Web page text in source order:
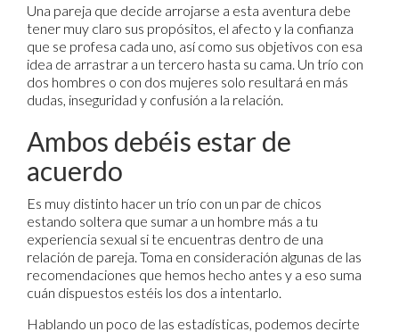
Una pareja que decide arrojarse a esta aventura debe
tener muy claro sus propósitos, el afecto y la confianza
que se profesa cada uno, así como sus objetivos con esa
idea de arrastrar a un tercero hasta su cama. Un trío con
dos hombres o con dos mujeres solo resultará en más
dudas, inseguridad y confusión a la relación.
Ambos debéis estar de
acuerdo
Es muy distinto hacer un trío con un par de chicos
estando soltera que sumar a un hombre más a tu
experiencia sexual si te encuentras dentro de una
relación de pareja. Toma en consideración algunas de las
recomendaciones que hemos hecho antes y a eso suma
cuán dispuestos estéis los dos a intentarlo.
Hablando un poco de las estadísticas, podemos decirte